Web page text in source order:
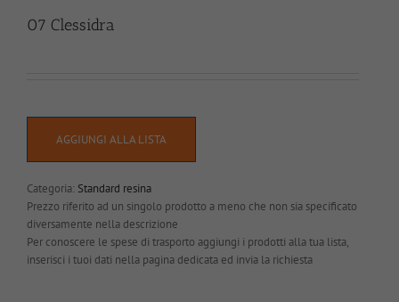
07 Clessidra
AGGIUNGI ALLA LISTA
Categoria: Standard resina
Prezzo riferito ad un singolo prodotto a meno che non sia specificato
diversamente nella descrizione
Per conoscere le spese di trasporto aggiungi i prodotti alla tua lista,
inserisci i tuoi dati nella pagina dedicata ed invia la richiesta